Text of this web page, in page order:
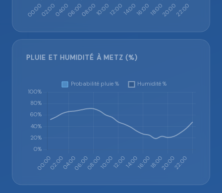
PLUIE ET HUMIDITÉ À METZ (%)